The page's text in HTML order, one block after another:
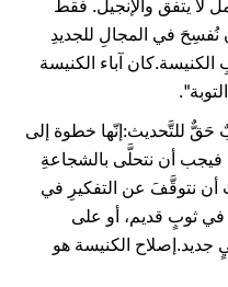
لا يتفق والإنجيل. فقط
نُفسِحَ في المجالِ للجديدِ
آباء الكنيسة
حَقٌّ للتَّحديث:إنّها خطوة إلى
فيجب أن نتحلَّى بالشجاعةِ
أن نتوقَّفَ عن التفكيرِ في
في ثوبٍ قديم، أو على
الكنيسة هو